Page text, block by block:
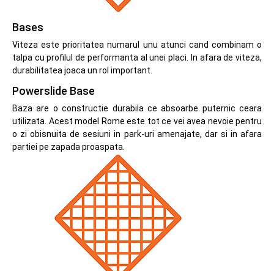
Bases
Viteza este prioritatea numarul unu atunci cand combinam o
talpa cu profilul de performanta al unei placi. In afara de viteza,
durabilitatea joaca un rol important.
Powerslide Base
Baza are o constructie durabila ce absoarbe puternic ceara
utilizata. Acest model Rome este tot ce vei avea nevoie pentru
o zi obisnuita de sesiuni in park-uri amenajate, dar si in afara
partiei pe zapada proaspata.